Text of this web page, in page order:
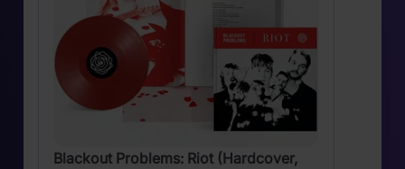
Blackout Problems: Riot (Hardcover,